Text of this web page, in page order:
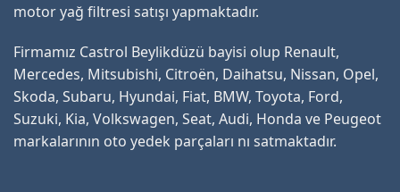
motor yağ filtresi satışı yapmaktadır.
Firmamız Castrol Beylikdüzü bayisi olup Renault,
Mercedes, Mitsubishi, Citroën, Daihatsu, Nissan, Opel,
Skoda, Subaru, Hyundai, Fiat, BMW, Toyota, Ford,
Suzuki, Kia, Volkswagen, Seat, Audi, Honda ve Peugeot
markalarının oto yedek parçaları nı satmaktadır.